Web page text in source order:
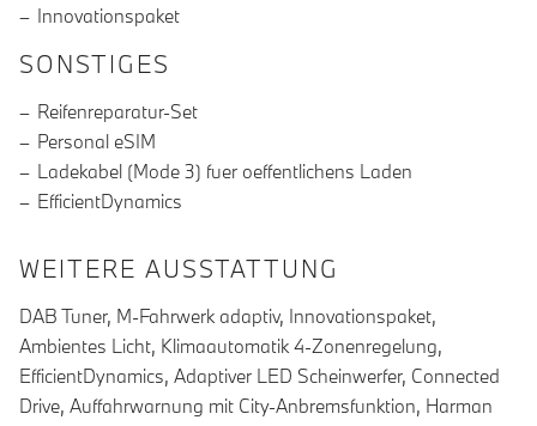
Innovationspaket
SONSTIGES
Reifenreparatur-Set
Personal eSIM
Ladekabel (Mode 3) fuer oeffentlichens Laden
EfficientDynamics
WEITERE AUSSTATTUNG
DAB Tuner, M-Fahrwerk adaptiv, Innovationspaket,
Ambientes Licht, Klimaautomatik 4-Zonenregelung,
EfficientDynamics, Adaptiver LED Scheinwerfer, Connected
Drive, Auffahrwarnung mit City-Anbremsfunktion, Harman